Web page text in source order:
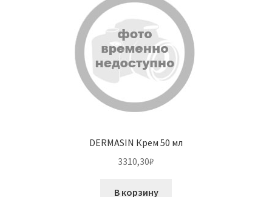
DERMASIN Крем 50 мл
3310,30₽
В корзину